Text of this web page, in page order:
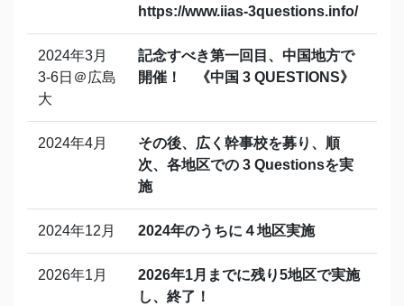
https://www.iias-3questions.info/
2024年3月
3-6日＠広島
大
記念すべき第一回目、中国地方で
開催！ 《中国 3 QUESTIONS》
2024年4月
その後、広く幹事校を募り、順
次、各地区での 3 Questionsを実
施
2024年12月 2024年のうちに４地区実施
2026年1月
2026年1月までに残り5地区で実施
し、終了！